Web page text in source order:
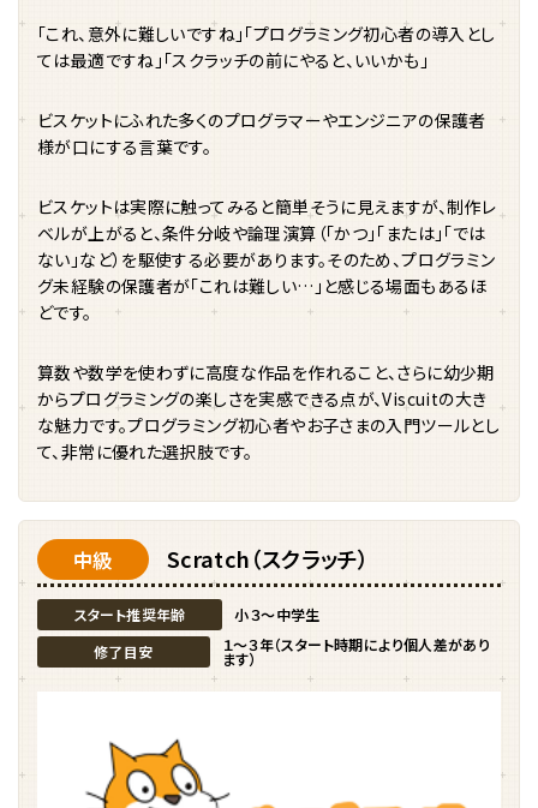
「これ、意外に難しいですね」「プログラミング初心者の導入とし
ては最適ですね」「スクラッチの前にやると、いいかも」
ビスケットにふれた多くのプログラマーやエンジニアの保護者
様が口にする言葉です。
ビスケットは実際に触ってみると簡単そうに見えますが、制作レ
ベルが上がると、条件分岐や論理演算（「かつ」「または」「では
ない」など）を駆使する必要があります。そのため、プログラミン
グ未経験の保護者が「これは難しい…」と感じる場面もあるほ
どです。
算数や数学を使わずに高度な作品を作れること、さらに幼少期
からプログラミングの楽しさを実感できる点が、Viscuitの大き
な魅力です。プログラミング初心者やお子さまの入門ツールとし
て、非常に優れた選択肢です。
中級 Scratch（スクラッチ）
スタート推奨年齢
小３〜中学生
修了目安
１〜３年（スタート時期により個人差があり
ます）